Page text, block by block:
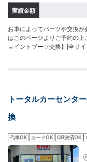
実績金額
お車によってパーツや交換
はこのページよりご予約の
ョイントブーツ交換】[全サ
トブーツ交換】[軽自動車
トータルカーセンタ
換
代車OK カードOK QR決済OK